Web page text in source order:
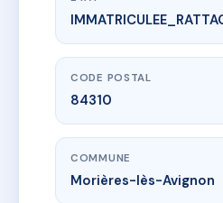
www.vme.plus/
SDC PAUL AYMARD B
2 r de la clef
84310 Morières-
CODE POSTAL
84310
COMMUNE
Morières-lès-Avignon